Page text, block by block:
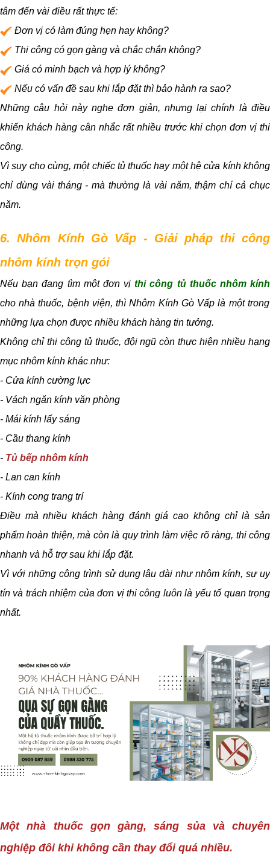
tâm đến vài điều rất thực tế:
Đơn vị có làm đúng hẹn hay không?
Thi công có gọn gàng và chắc chắn không?
Giá có minh bạch và hợp lý không?
Nếu có vấn đề sau khi lắp đặt thì bảo hành ra sao?
Những câu hỏi này nghe đơn giản, nhưng lại chính là điều
khiến khách hàng cân nhắc rất nhiều trước khi chọn đơn vị thi
công.
Vì suy cho cùng, một chiếc tủ thuốc hay một hệ cửa kính không
chỉ dùng vài tháng - mà thường là vài năm, thậm chí cả chục
năm.
6. Nhôm Kính Gò Vấp - Giải pháp thi công
nhôm kính trọn gói
Nếu bạn đang tìm một đơn vịthi công tủ thuốc nhôm kính
cho nhà thuốc, bệnh viện, thì Nhôm Kính Gò Vấp là một trong
những lựa chọn được nhiều khách hàng tin tưởng.
Không chỉ thi công tủ thuốc, đội ngũ còn thực hiện nhiều hạng
mục nhôm kính khác như:
- Cửa kính cường lực
- Vách ngăn kính văn phòng
- Mái kính lấy sáng
- Cầu thang kính
- Tủ bếp nhôm kính
- Lan can kính
- Kính cong trang trí
Điều mà nhiều khách hàng đánh giá cao không chỉ là sản
phẩm hoàn thiện, mà còn là quy trình làm việc rõ ràng, thi công
nhanh và hỗ trợ sau khi lắp đặt.
Vì với những công trình sử dụng lâu dài như nhôm kính, sự uy
tín và trách nhiệm của đơn vị thi công luôn là yếu tố quan trọng
nhất.
Một nhà thuốc gọn gàng, sáng sủa và chuyên
nghiệp đôi khi không cần thay đổi quá nhiều.